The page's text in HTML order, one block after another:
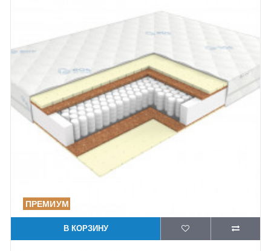
В КОРЗИНУ